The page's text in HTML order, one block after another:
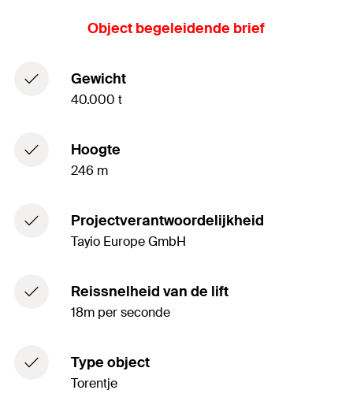
Object begeleidende brief
Gewicht
40.000 t
Hoogte
246 m
Projectverantwoordelijkheid
Tayio Europe GmbH
Reissnelheid van de lift
18m per seconde
Type object
Torentje